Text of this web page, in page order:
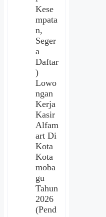
Kese
mpata
n,
Seger
a
Daftar
)
Lowo
ngan
Kerja
Kasir
Alfam
art Di
Kota
Kota
moba
gu
Tahun
2026
(Pend